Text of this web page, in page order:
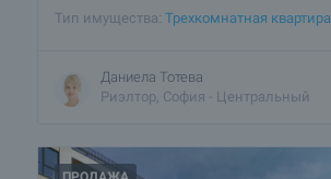
Тип имущества: Трехкомнатная квартира
Даниела Тотева
Риэлтор, София - Центральный